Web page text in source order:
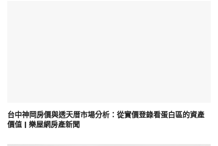
台中神岡房價與透天厝市場分析：從實價登錄看蛋白區的資產
價值 | 樂屋網房產新聞